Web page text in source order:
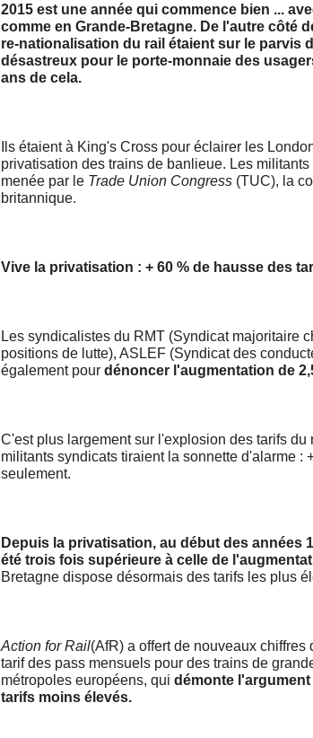
2015 est une année qui commence bien ...
comme en Grande-Bretagne. De l'autre côté
re-nationalisation du rail étaient sur le parvis
désastreux pour le porte-monnaie des
ans de cela.
Ils étaient à King's Cross pour éclairer les
privatisation des trains de banlieue. Les
menée par le Trade Union Congress (TUC), la
britannique.
Vive la privatisation : + 60 % de hausse des
Les syndicalistes du RMT (Syndicat majoritaire
positions de lutte), ASLEF (Syndicat des
également pour dénoncer l'augmentation de
C'est plus largement sur l'explosion des tarifs
militants syndicats tiraient la sonnette d'alarme :
seulement.
Depuis la privatisation, au début des années
été trois fois supérieure à celle de
Bretagne dispose désormais des tarifs les plus
Action for Rail(AfR) a offert de nouveaux
tarif des pass mensuels pour des trains de
métropoles européens, qui démonte
tarifs moins élevés.